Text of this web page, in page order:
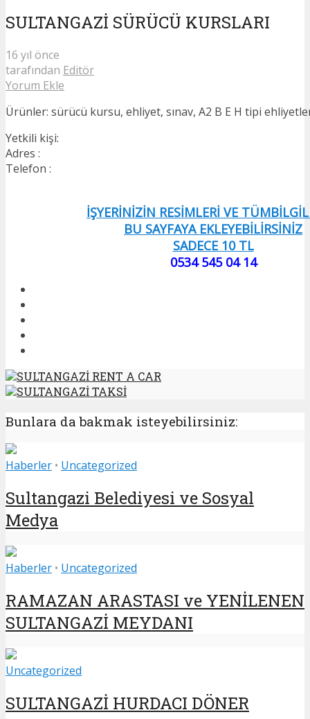
SULTANGAZİ SÜRÜCÜ KURSLARI
16 yıl önce
tarafından Editör
Yorum Ekle
Ürünler: sürücü kursu, ehliyet, sınav, A2 B E H tipi
Yetkili kişi:
Adres :
Telefon :
İŞYERİNİZİN RESİMLERİ VE
BU SAYFAYA EKLEYEBİLİRSİNİZ
SADECE 10 TL
0534 545 04 14
SULTANGAZİ RENT A CAR
SULTANGAZİ TAKSİ
Bunlara da bakmak isteyebilirsiniz:
Haberler • Uncategorized
Sultangazi Belediyesi ve Sosyal
Medya
Haberler • Uncategorized
RAMAZAN ARASTASI ve YENİLENEN
SULTANGAZİ MEYDANI
Uncategorized
SULTANGAZİ HURDACI DÖNER